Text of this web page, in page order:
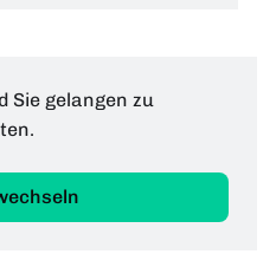
Sie gelangen zu